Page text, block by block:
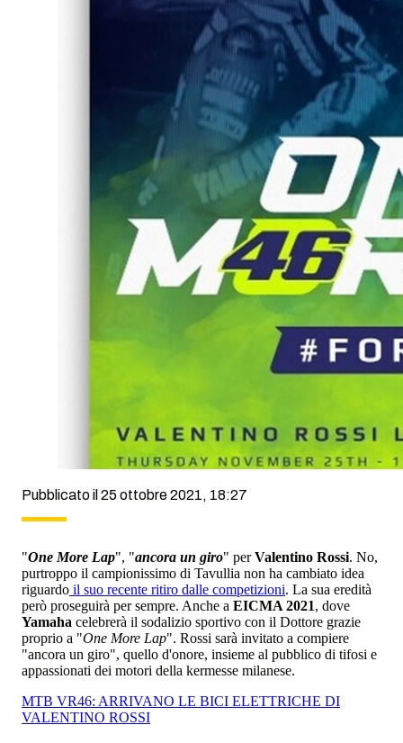
Pubblicato il 25 ottobre 2021, 18:27
"One More Lap", "ancora un giro" perValentino Rossi. No,
purtroppo il campionissimo di Tavullia non ha cambiato idea
riguardo il suo recente ritiro dalle competizioni. La sua eredità
però proseguirà per sempre. Anche a EICMA 2021, dove
Yamaha celebrerà il sodalizio sportivo con il Dottore grazie
proprio a "One More Lap". Rossi sarà invitato a compiere
"ancora un giro", quello d'onore, insieme al pubblico di tifosi e
appassionati dei motori della kermesse milanese.
MTB VR46: ARRIVANO LE BICI ELETTRICHE DI
VALENTINO ROSSI